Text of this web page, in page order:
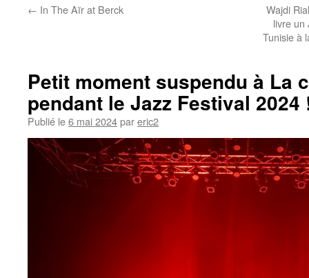
← In The Aïr at Berck
Wajdi
livre un
Tunisie à
Petit moment suspendu à La
pendant le Jazz Festival 2024
Publié le6 mai 2024pareric2